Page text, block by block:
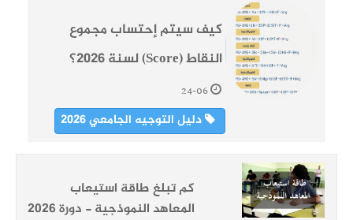
كيف سيتم إحتساب مجموع
النقاط (Score) لسنة 2026؟
24-06
دليل التوجيه الجامعي 2026
كم تبلغ طاقة استيعاب
المعاهد النموذجية - دورة 2026